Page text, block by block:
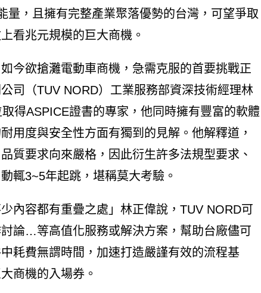
量，且擁有完整產業聚落優勢的台灣，可望爭取
看兆元規模的巨大商機。
今欲搶灘電動車商機，急需克服的首要挑戰正
司（TUV NORD）工業服務部資深技術經理林
得ASPICE證書的專家，他同時擁有豐富的軟體
用度與安全性方面有獨到的見解。他解釋道，
質要求向來嚴格，因此衍生許多法規型要求、
輒3~5年起跳，堪稱莫大考驗。
內容都有重疊之處」林正偉說，TUV NORD可
論…等高值化服務或解決方案，幫助台廠儘可
耗費無謂時間，加速打造嚴謹有效的流程基
商機的入場券。